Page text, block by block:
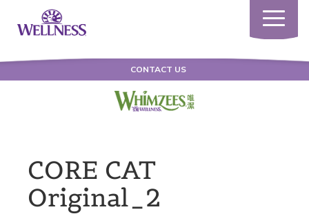
Toggle
CONTACT US
CORE CAT
Original_2